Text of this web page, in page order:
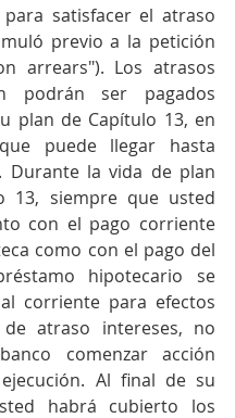
para satisfacer el atraso
previo a la petición
arrears"). Los atrasos
podrán ser pagados
plan de Capítulo 13, en
puede llegar hasta
Durante la vida de plan
13, siempre que usted
con el pago corriente
como con el pago del
hipotecario se
corriente para efectos
atraso intereses, no
comenzar acción
Al final de su
habrá cubierto los